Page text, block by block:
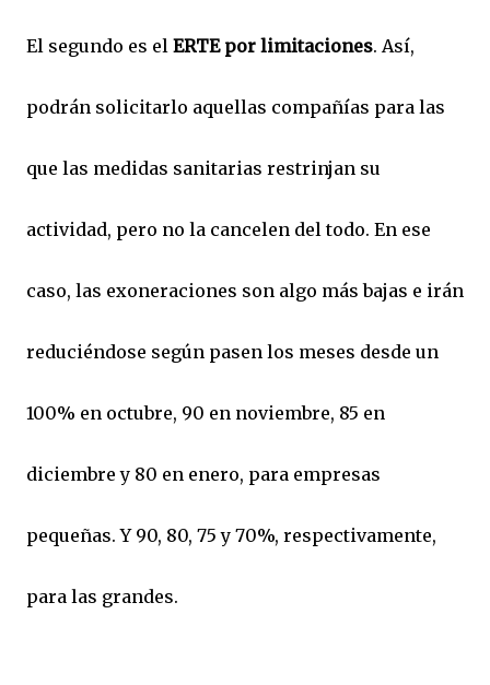
El segundo es el ERTE por limitaciones. Así,
podrán solicitarlo aquellas compañías para las
que las medidas sanitarias restrinjan su
actividad, pero no la cancelen del todo. En ese
caso, las exoneraciones son algo más bajas e irán
reduciéndose según pasen los meses desde un
100% en octubre, 90 en noviembre, 85 en
diciembre y 80 en enero, para empresas
pequeñas. Y 90, 80, 75 y 70%, respectivamente,
para las grandes.